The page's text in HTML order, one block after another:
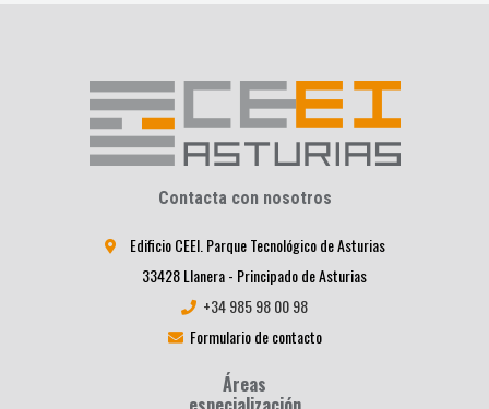
Contacta con nosotros
Edificio CEEI. Parque Tecnológico de Asturias
33428 Llanera - Principado de Asturias
+34 985 98 00 98
Formulario de contacto
Áreas